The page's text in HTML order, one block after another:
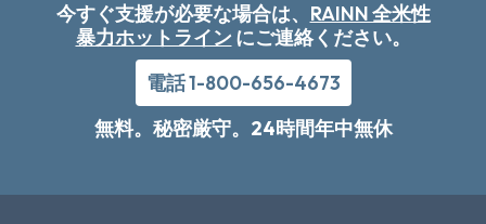
今すぐ支援が必要な場合は、 RAINN 全米性
暴力ホットライン にご連絡ください。
電話 1-800-656-4673
無料。秘密厳守。24時間年中無休